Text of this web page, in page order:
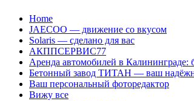
Перейти
содержанию
Home
JAECOO — движение со вкусом
Solaris — сделано для вас
АКППСЕРВИС77
Аренда автомобилей в Калининграде:
Бетонный завод ТИТАН — ваш
Ваш персональный фоторедактор
Вижу все